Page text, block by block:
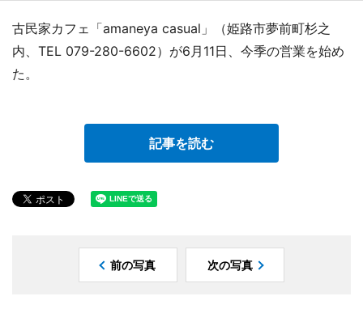
古民家カフェ「amaneya casual」（姫路市夢前町杉之
内、TEL 079-280-6602）が6月11日、今季の営業を始め
た。
記事を読む
前の写真 次の写真